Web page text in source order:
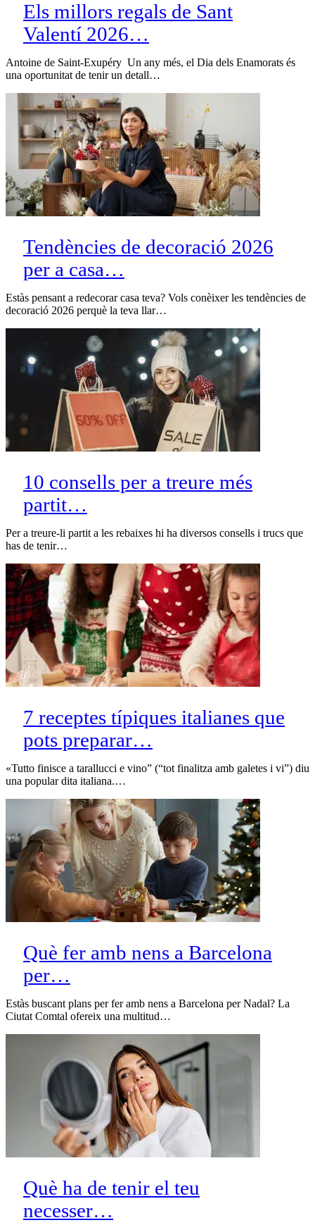
Els millors regals de Sant
Valentí 2026…
Antoine de Saint-Exupéry Un any més, el Dia dels Enamorats és
una oportunitat de tenir un detall…
Tendències de decoració 2026
per a casa…
Estàs pensant a redecorar casa teva? Vols conèixer les tendències de
decoració 2026 perquè la teva llar…
10 consells per a treure més
partit…
Per a treure-li partit a les rebaixes hi ha diversos consells i trucs que
has de tenir…
7 receptes típiques italianes que
pots preparar…
«Tutto finisce a tarallucci e vino” (“tot finalitza amb galetes i vi”) diu
una popular dita italiana.…
Què fer amb nens a Barcelona
per…
Estàs buscant plans per fer amb nens a Barcelona per Nadal? La
Ciutat Comtal ofereix una multitud…
Què ha de tenir el teu
necesser…